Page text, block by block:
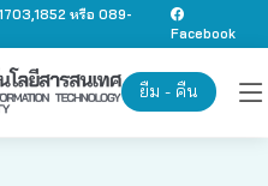
หรือ 089-
Facebook
ยืม - คืน